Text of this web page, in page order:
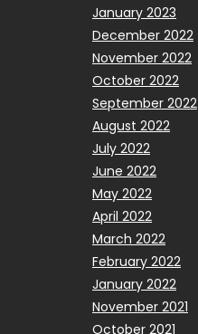
January 2023
December 2022
November 2022
October 2022
September 2022
August 2022
July 2022
June 2022
May 2022
April 2022
March 2022
February 2022
January 2022
November 2021
October 2021